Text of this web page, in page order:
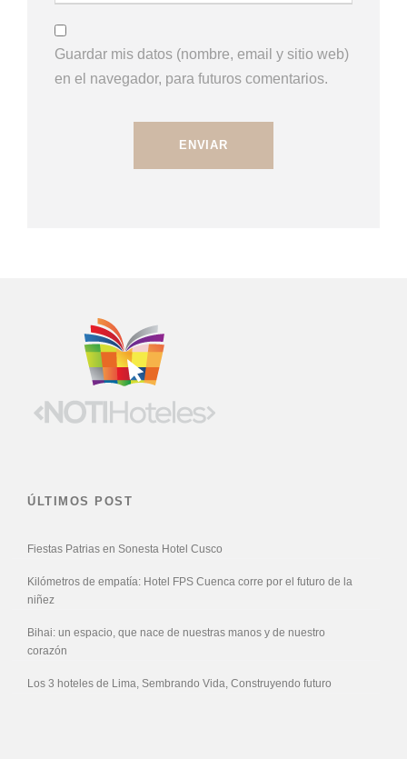
Guardar mis datos (nombre, email y sitio web)
en el navegador, para futuros comentarios.
ÚLTIMOS POST
Fiestas Patrias en Sonesta Hotel Cusco
Kilómetros de empatía: Hotel FPS Cuenca corre por el futuro de la
niñez
Bihai: un espacio, que nace de nuestras manos y de nuestro
corazón
Los 3 hoteles de Lima, Sembrando Vida, Construyendo futuro